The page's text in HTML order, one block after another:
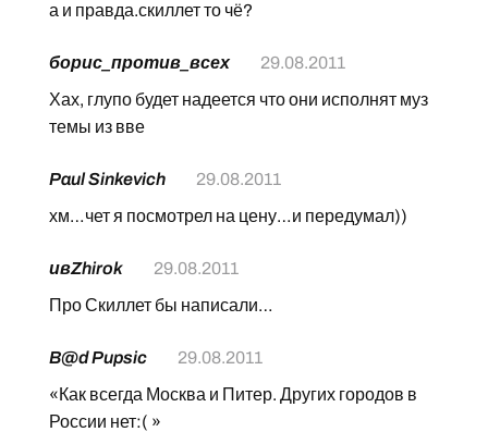
а и правда.скиллет то чё?
борис_против_всех
29.08.2011
Хах, глупо будет надеется что они исполнят муз
темы из вве
Paul Sinkevich
29.08.2011
хм…чет я посмотрел на цену…и передумал))
ивZhirok
29.08.2011
Про Скиллет бы написали…
B@d Pupsic
29.08.2011
«Как всегда Москва и Питер. Других городов в
России нет:( »